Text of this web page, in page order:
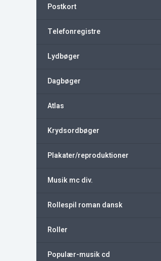
Postkort
Telefonregistre
Lydbøger
Dagbøger
Atlas
Krydsordbøger
Plakater/reproduktioner
Musik mc div.
Rollespil roman dansk
Roller
Populær-musik cd